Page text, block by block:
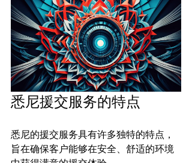
悉尼援交服务的特点
悉尼的援交服务具有许多独特的特点，
旨在确保客户能够在安全、舒适的环境